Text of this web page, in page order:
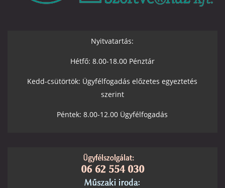
Nyitvatartás:
Hétfő: 8.00-18.00 Pénztár
Kedd-csütörtök: Ügyfélfogadás előzetes egyeztetés
szerint
Péntek: 8.00-12.00 Ügyfélfogadás